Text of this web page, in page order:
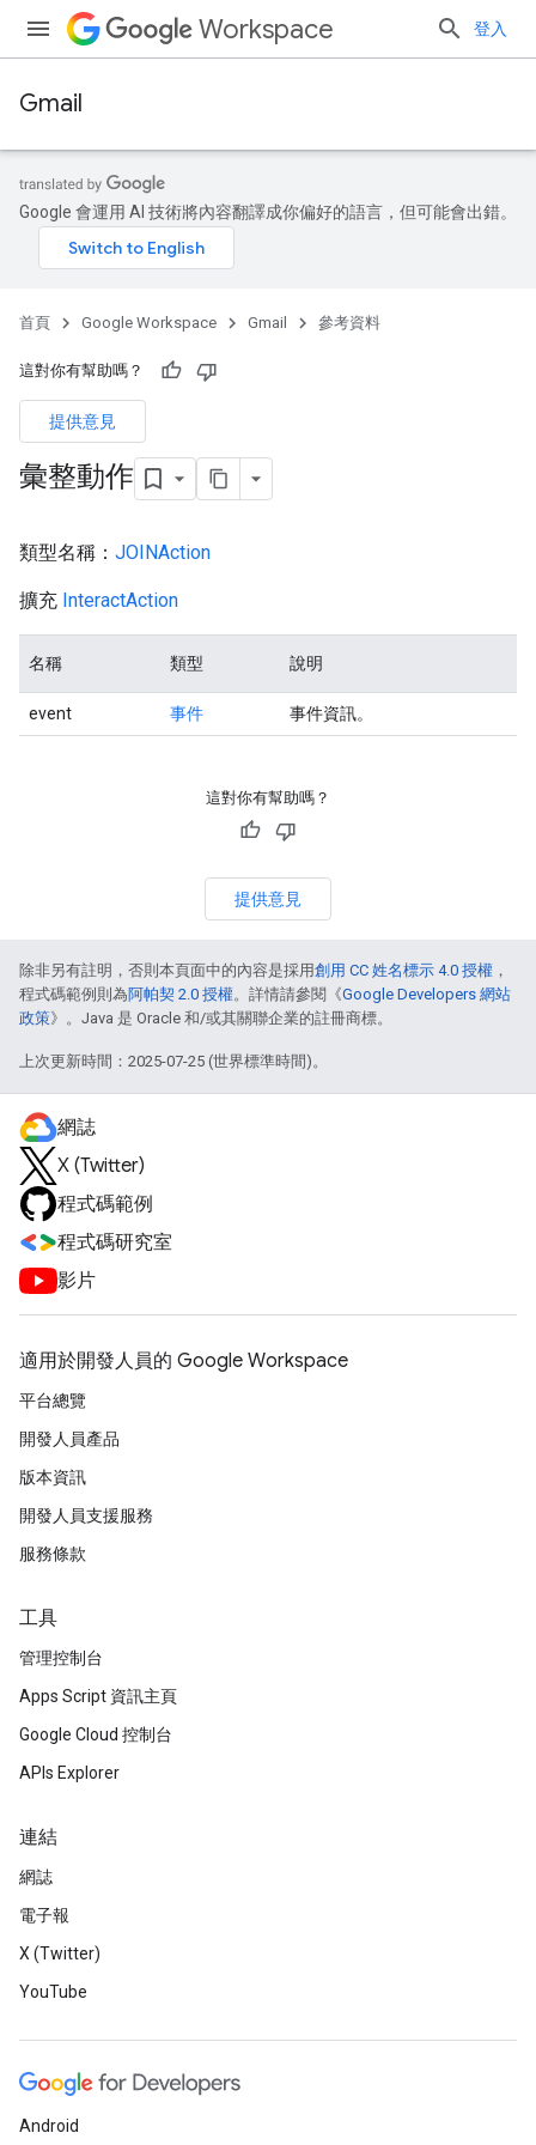
Workspace 登入
Gmail
Google 會運用 AI 技術將內容翻譯成你偏好的語言，但可能會出錯。
首頁 Google Workspace Gmail 參考資料
這對你有幫助嗎？
提供意見
彙整動作
類型名稱： JOINAction
擴充 InteractAction
名稱 類型 說明
event 事件 事件資訊。
這對你有幫助嗎？
提供意見
除非另有註明，否則本頁面中的內容是採用創用 CC 姓名標示 4.0 授權 ，
程式碼範例則為阿帕契 2.0 授權。詳情請參閱《Google Developers 網站
政策》。Java 是 Oracle 和/或其關聯企業的註冊商標。
上次更新時間：2025-07-25 (世界標準時間)。
網誌
X (Twitter)
程式碼範例
程式碼研究室
影片
適用於開發人員的 Google Workspace
平台總覽
開發人員產品
版本資訊
開發人員支援服務
服務條款
工具
管理控制台
Apps Script 資訊主頁
Google Cloud 控制台
APIs Explorer
連結
網誌
電子報
X (Twitter)
YouTube
Android